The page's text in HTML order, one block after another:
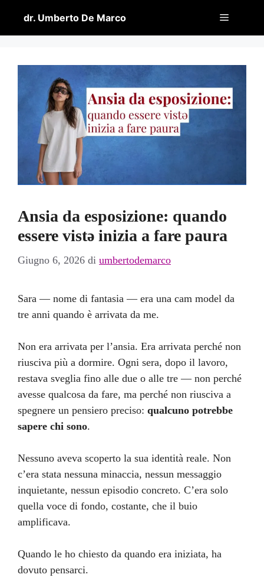
contenuto
dr. Umberto De Marco Menu
Ansia da esposizione: quando
essere vistə inizia a fare paura
Giugno 6, 2026 di umbertodemarco
Sara — nome di fantasia — era una cam model da
tre anni quando è arrivata da me.
Non era arrivata per l’ansia. Era arrivata perché non
riusciva più a dormire. Ogni sera, dopo il lavoro,
restava sveglia fino alle due o alle tre — non perché
avesse qualcosa da fare, ma perché non riusciva a
spegnere un pensiero preciso: qualcuno potrebbe
sapere chi sono.
Nessuno aveva scoperto la sua identità reale. Non
c’era stata nessuna minaccia, nessun messaggio
inquietante, nessun episodio concreto. C’era solo
quella voce di fondo, costante, che il buio
amplificava.
Quando le ho chiesto da quando era iniziata, ha
dovuto pensarci.